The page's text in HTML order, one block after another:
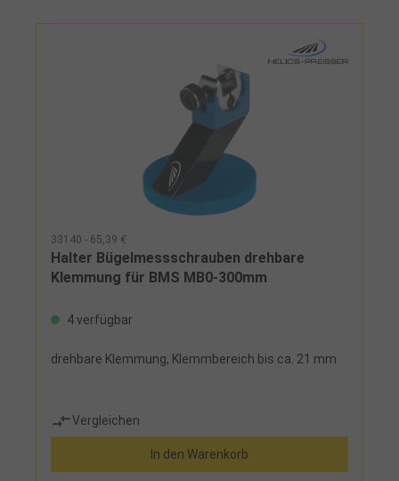
33140 - 65,39 €
Halter Bügelmessschrauben drehbare
Klemmung für BMS MB0-300mm
4 verfügbar
drehbare Klemmung, Klemmbereich bis ca. 21 mm
Vergleichen
In den Warenkorb